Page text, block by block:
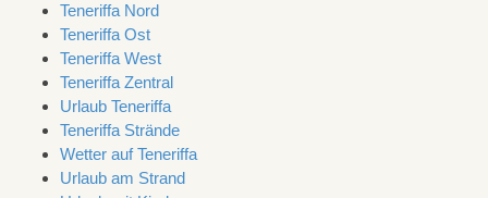
Teneriffa Nord
Teneriffa Ost
Teneriffa West
Teneriffa Zentral
Urlaub Teneriffa
Teneriffa Strände
Wetter auf Teneriffa
Urlaub am Strand